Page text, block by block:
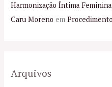
Harmonização Íntima
Caru Moreno em
Arquivos